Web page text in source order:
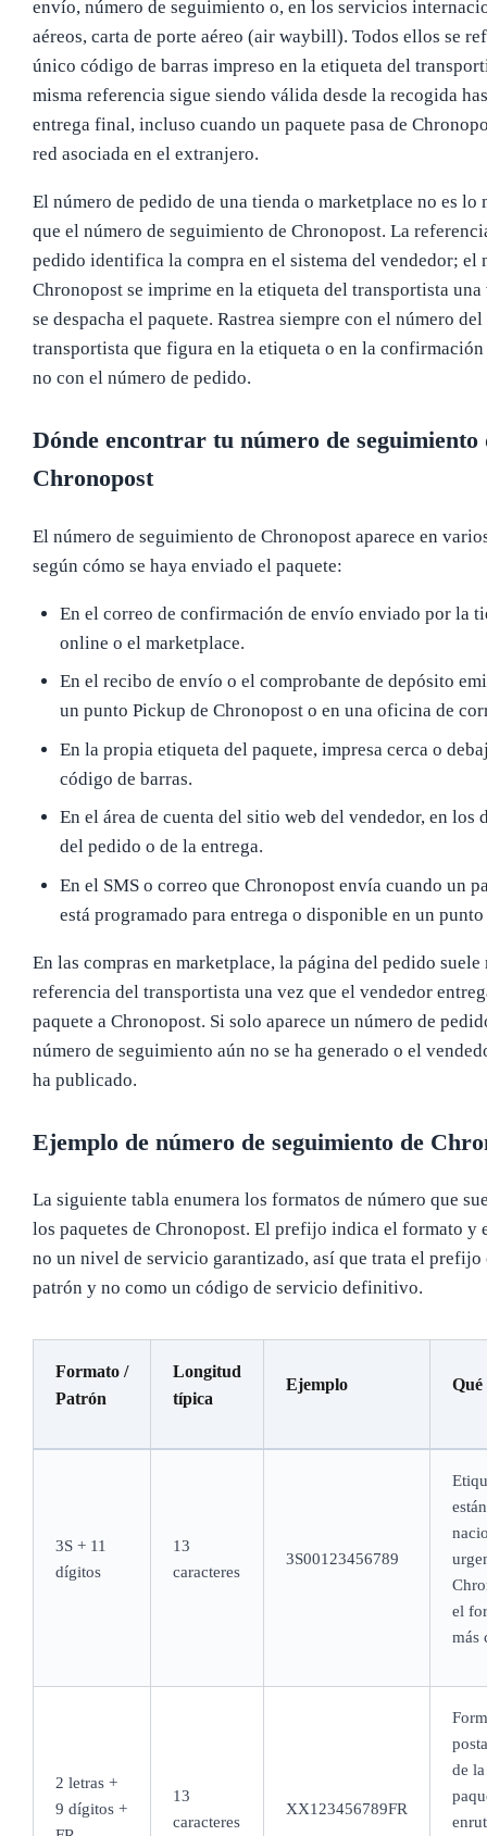
envío, número de seguimiento o, en los servicios
aéreos, carta de porte aéreo (air waybill). Todos ellos se
único código de barras impreso en la etiqueta del
misma referencia sigue siendo válida desde la recogida
entrega final, incluso cuando un paquete pasa de
red asociada en el extranjero.
El número de pedido de una tienda o marketplace no es lo
que el número de seguimiento de Chronopost. La
pedido identifica la compra en el sistema del vendedor; el
Chronopost se imprime en la etiqueta del transportista una
se despacha el paquete. Rastrea siempre con el número del
transportista que figura en la etiqueta o en la
no con el número de pedido.
Dónde encontrar tu número de seguimiento
Chronopost
El número de seguimiento de Chronopost aparece en
según cómo se haya enviado el paquete:
En el correo de confirmación de envío enviado por la
online o el marketplace.
En el recibo de envío o el comprobante de depósito
un punto Pickup de Chronopost o en una oficina de
En la propia etiqueta del paquete, impresa cerca o
código de barras.
En el área de cuenta del sitio web del vendedor, en los
del pedido o de la entrega.
En el SMS o correo que Chronopost envía cuando un
está programado para entrega o disponible en un
En las compras en marketplace, la página del pedido suele
referencia del transportista una vez que el vendedor
paquete a Chronopost. Si solo aparece un número de
número de seguimiento aún no se ha generado o el
ha publicado.
Ejemplo de número de seguimiento de
La siguiente tabla enumera los formatos de número que
los paquetes de Chronopost. El prefijo indica el formato y
no un nivel de servicio garantizado, así que trata el prefijo
patrón y no como un código de servicio definitivo.
Formato /
Patrón
Longitud
típica
Ejemplo Qué
3S + 11
dígitos
13
caracteres
3S00123456789
el
más
2 letras +
9 dígitos +
13
caracteres
XX123456789FR
de